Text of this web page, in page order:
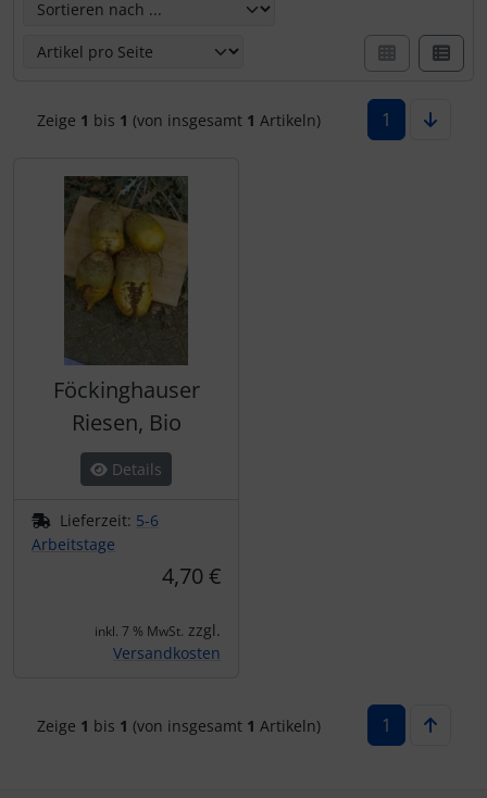
Zeige 1 bis 1 (von insgesamt 1 Artikeln) 1
Föckinghauser
Riesen, Bio
Details
Lieferzeit: 5-6
Arbeitstage
4,70 €
inkl. 7 % MwSt. zzgl.
Versandkosten
Zeige 1 bis 1 (von insgesamt 1 Artikeln) 1